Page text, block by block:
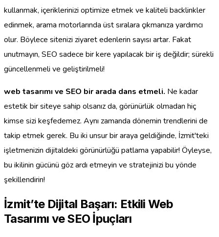
kullanmak, içeriklerinizi optimize etmek ve kaliteli backlinkler
edinmek, arama motorlarında üst sıralara çıkmanıza yardımcı
olur. Böylece sitenizi ziyaret edenlerin sayısı artar. Fakat
unutmayın, SEO sadece bir kere yapılacak bir iş değildir; sürekli
güncellenmeli ve geliştirilmeli!
web tasarımı ve SEO bir arada dans etmeli. Ne kadar
estetik bir siteye sahip olsanız da, görünürlük olmadan hiç
kimse sizi keşfedemez. Aynı zamanda dönemin trendlerini de
takip etmek gerek. Bu iki unsur bir araya geldiğinde, İzmit'teki
işletmenizin dijitaldeki görünürlüğü patlama yapabilir! Öyleyse,
bu ikilinin gücünü göz ardı etmeyin ve stratejinizi bu yönde
şekillendirin!
İzmit’te Dijital Başarı: Etkili Web
Tasarımı ve SEO İpuçları